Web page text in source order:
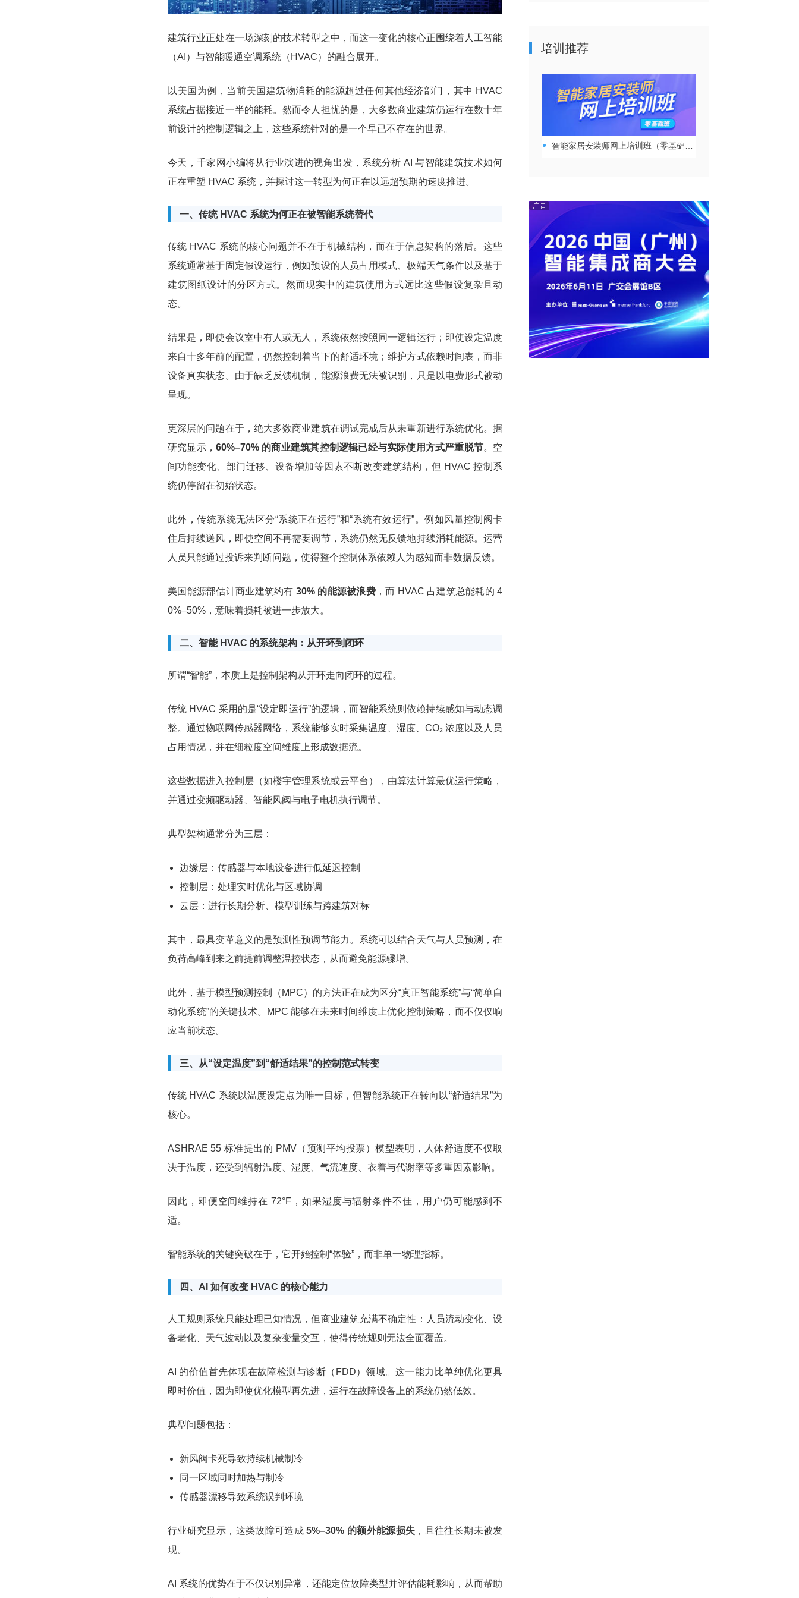
建筑行业正处在一场深刻的技术转型之中，而这一变化的核心正围绕着人工智能
（AI）与智能暖通空调系统（HVAC）的融合展开。
以美国为例，当前美国建筑物消耗的能源超过任何其他经济部门，其中 HVAC
系统占据接近一半的能耗。然而令人担忧的是，大多数商业建筑仍运行在数十年
前设计的控制逻辑之上，这些系统针对的是一个早已不存在的世界。
今天，千家网小编将从行业演进的视角出发，系统分析 AI 与智能建筑技术如何
正在重塑 HVAC 系统，并探讨这一转型为何正在以远超预期的速度推进。
一、传统 HVAC 系统为何正在被智能系统替代
传统 HVAC 系统的核心问题并不在于机械结构，而在于信息架构的落后。这些
系统通常基于固定假设运行，例如预设的人员占用模式、极端天气条件以及基于
建筑图纸设计的分区方式。然而现实中的建筑使用方式远比这些假设复杂且动
态。
结果是，即使会议室中有人或无人，系统依然按照同一逻辑运行；即使设定温度
来自十多年前的配置，仍然控制着当下的舒适环境；维护方式依赖时间表，而非
设备真实状态。由于缺乏反馈机制，能源浪费无法被识别，只是以电费形式被动
呈现。
更深层的问题在于，绝大多数商业建筑在调试完成后从未重新进行系统优化。据
研究显示，60%–70% 的商业建筑其控制逻辑已经与实际使用方式严重脱节。空
间功能变化、部门迁移、设备增加等因素不断改变建筑结构，但 HVAC 控制系
统仍停留在初始状态。
此外，传统系统无法区分“系统正在运行”和“系统有效运行”。例如风量控制阀卡
住后持续送风，即使空间不再需要调节，系统仍然无反馈地持续消耗能源。运营
人员只能通过投诉来判断问题，使得整个控制体系依赖人为感知而非数据反馈。
美国能源部估计商业建筑约有 30% 的能源被浪费，而 HVAC 占建筑总能耗的 4
0%–50%，意味着损耗被进一步放大。
二、智能 HVAC 的系统架构：从开环到闭环
所谓“智能”，本质上是控制架构从开环走向闭环的过程。
传统 HVAC 采用的是“设定即运行”的逻辑，而智能系统则依赖持续感知与动态调
整。通过物联网传感器网络，系统能够实时采集温度、湿度、CO₂ 浓度以及人员
占用情况，并在细粒度空间维度上形成数据流。
这些数据进入控制层（如楼宇管理系统或云平台），由算法计算最优运行策略，
并通过变频驱动器、智能风阀与电子电机执行调节。
典型架构通常分为三层：
边缘层：传感器与本地设备进行低延迟控制
控制层：处理实时优化与区域协调
云层：进行长期分析、模型训练与跨建筑对标
其中，最具变革意义的是预测性预调节能力。系统可以结合天气与人员预测，在
负荷高峰到来之前提前调整温控状态，从而避免能源骤增。
此外，基于模型预测控制（MPC）的方法正在成为区分“真正智能系统”与“简单自
动化系统”的关键技术。MPC 能够在未来时间维度上优化控制策略，而不仅仅响
应当前状态。
三、从“设定温度”到“舒适结果”的控制范式转变
传统 HVAC 系统以温度设定点为唯一目标，但智能系统正在转向以“舒适结果”为
核心。
ASHRAE 55 标准提出的 PMV（预测平均投票）模型表明，人体舒适度不仅取
决于温度，还受到辐射温度、湿度、气流速度、衣着与代谢率等多重因素影响。
因此，即便空间维持在 72°F，如果湿度与辐射条件不佳，用户仍可能感到不
适。
智能系统的关键突破在于，它开始控制“体验”，而非单一物理指标。
四、AI 如何改变 HVAC 的核心能力
人工规则系统只能处理已知情况，但商业建筑充满不确定性：人员流动变化、设
备老化、天气波动以及复杂变量交互，使得传统规则无法全面覆盖。
AI 的价值首先体现在故障检测与诊断（FDD）领域。这一能力比单纯优化更具
即时价值，因为即使优化模型再先进，运行在故障设备上的系统仍然低效。
典型问题包括：
新风阀卡死导致持续机械制冷
同一区域同时加热与制冷
传感器漂移导致系统误判环境
行业研究显示，这类故障可造成5%–30% 的额外能源损失 ，且往往长期未被发
现。
AI 系统的优势在于不仅识别异常，还能定位故障类型并评估能耗影响，从而帮助
培训推荐
智能家居安装师网上培训班（零基础班）